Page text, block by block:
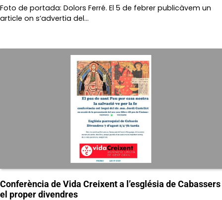
Foto de portada: Dolors Ferré. El 5 de febrer publicàvem un
article on s’advertia del…
Conferència de Vida Creixent a l’església de Cabassers
el proper divendres